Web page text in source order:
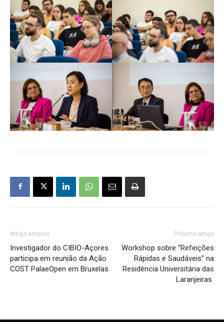
Artigo anterior
Investigador do CIBIO-Açores
participa em reunião da Ação
COST PalaeOpen em Bruxelas
Próximo artigo
Workshop sobre “Refeições
Rápidas e Saudáveis” na
Residência Universitária das
Laranjeiras